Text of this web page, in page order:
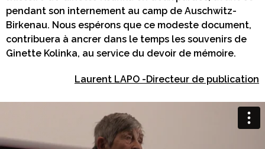
pendant son internement au camp de Auschwitz-
Birkenau. Nous espérons que ce modeste document,
contribuera à ancrer dans le temps les souvenirs de
Ginette Kolinka, au service du devoir de mémoire.
Laurent LAPO -Directeur de publication